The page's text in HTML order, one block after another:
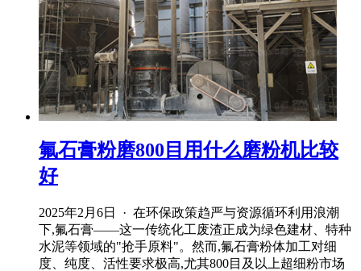
氟石膏粉磨800目用什么磨粉机比较
好
2025年2月6日 · 在环保政策趋严与资源循环利用浪潮
下,氟石膏——这一传统化工废渣正成为绿色建材、特种
水泥等领域的"抢手原料"。然而,氟石膏粉体加工对细
度、纯度、活性要求极高,尤其800目及以上超细粉市场